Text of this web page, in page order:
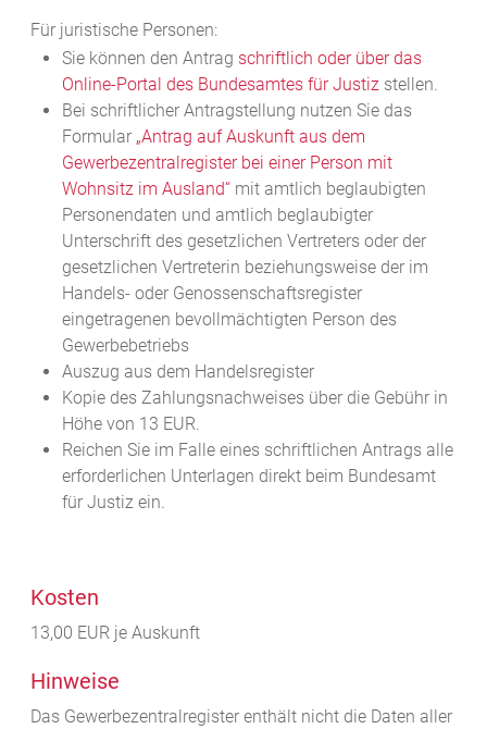
Für juristische Personen:
Sie können den Antrag schriftlich oder über das
Online-Portal des Bundesamtes für Justizstellen.
Bei schriftlicher Antragstellung nutzen Sie das
Formular „Antrag auf Auskunft aus dem
Gewerbezentralregister bei einer Person mit
Wohnsitz im Ausland“mit amtlich beglaubigten
Personendaten und amtlich beglaubigter
Unterschrift des gesetzlichen Vertreters oder der
gesetzlichen Vertreterin beziehungsweise der im
Handels- oder Genossenschaftsregister
eingetragenen bevollmächtigten Person des
Gewerbebetriebs
Auszug aus dem Handelsregister
Kopie des Zahlungsnachweises über die Gebühr in
Höhe von 13 EUR.
Reichen Sie im Falle eines schriftlichen Antrags alle
erforderlichen Unterlagen direkt beim Bundesamt
für Justiz ein.
Kosten
13,00 EUR je Auskunft
Hinweise
Das Gewerbezentralregister enthält nicht die Daten aller